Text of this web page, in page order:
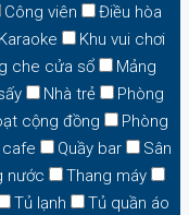
Công viên
Điều hòa
Karaoke
Khu vui chơi
che cửa sổ
Mảng
Nhà trẻ
Phòng
cộng đồng
Phòng
cafe Quầy bar
Sân
nước
Thang máy
Tủ lạnh
Tủ quần áo